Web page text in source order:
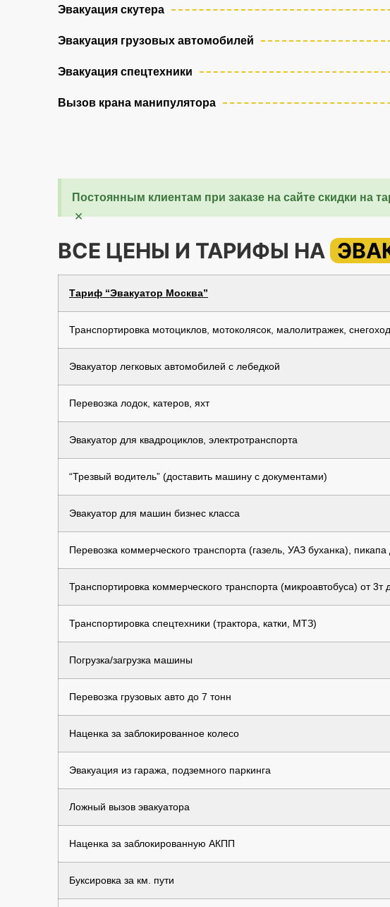
Эвакуация скутера
Эвакуация грузовых автомобилей
Эвакуация спецтехники
Вызов крана манипулятора
Постоянным клиентам при заказе на сайте скидки на
×
ВСЕ ЦЕНЫ И ТАРИФЫ НА
Тариф “Эвакуатор Москва”
Транспортировка мотоциклов, мотоколясок, малолитражек,
Эвакуатор легковых автомобилей с лебедкой
Перевозка лодок, катеров, яхт
Эвакуатор для квадроциклов, электротранспорта
“Трезвый водитель” (доставить машину с документами)
Эвакуатор для машин бизнес класса
Перевозка коммерческого транспорта (газель, УАЗ буханка), пикапа
Транспортировка коммерческого транспорта (микроавтобуса) от 3т
Транспортировка спецтехники (трактора, катки, МТЗ)
Погрузка/загрузка машины
Перевозка грузовых авто до 7 тонн
Наценка за заблокированное колесо
Эвакуация из гаража, подземного паркинга
Ложный вызов эвакуатора
Наценка за заблокированную АКПП
Буксировка за км. пути